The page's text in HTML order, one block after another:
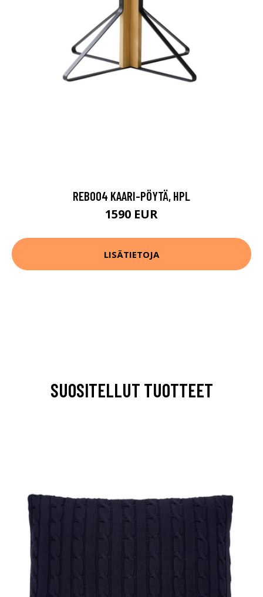
REB004 KAARI-PÖYTÄ, HPL
1590 EUR
LISÄTIETOJA
SUOSITELLUT TUOTTEET